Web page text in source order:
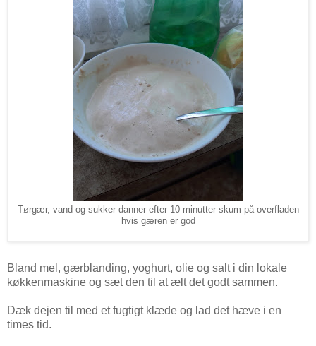
Tørgær, vand og sukker danner efter 10 minutter skum på overfladen
hvis gæren er god
Bland mel, gærblanding, yoghurt, olie og salt i din lokale
køkkenmaskine og sæt den til at ælt det godt sammen.
Dæk dejen til med et fugtigt klæde og lad det hæve i en
times tid.